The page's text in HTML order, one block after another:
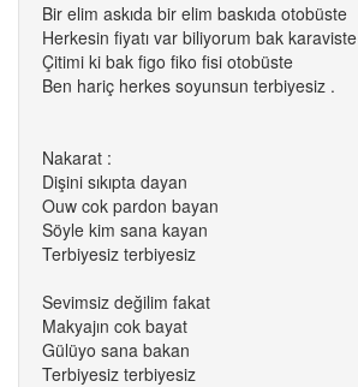
Bir elim askıda bir elim baskıda otobüste
Herkesin fiyatı var biliyorum bak karaviste
Çitimi ki bak figo fiko fisi otobüste
Ben hariç herkes soyunsun terbiyesiz .
Nakarat :
Dişini sıkıpta dayan
Ouw cok pardon bayan
Söyle kim sana kayan
Terbiyesiz terbiyesiz
Sevimsiz değilim fakat
Makyajın cok bayat
Gülüyo sana bakan
Terbiyesiz terbiyesiz